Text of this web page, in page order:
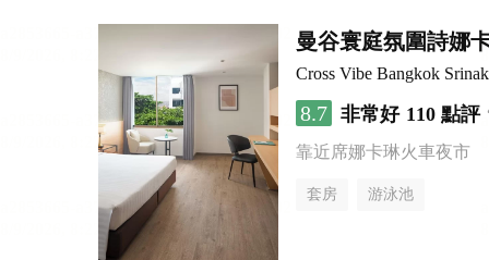
曼谷寰庭氛圍詩娜
Cross Vibe Bangkok
8.7 非常好 110 點評
靠近席娜卡琳火車夜市
套房 游泳池